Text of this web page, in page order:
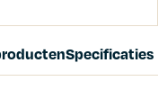
Specificaties